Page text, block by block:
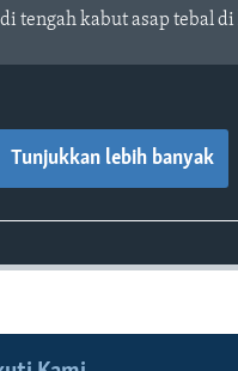
tengah kabut asap tebal
Tunjukkan lebih banyak